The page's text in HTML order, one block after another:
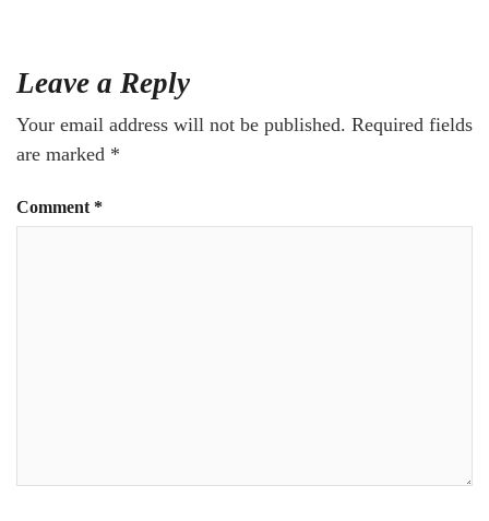
Leave a Reply
Your email address will not be published. Required fields
are marked *
Comment *